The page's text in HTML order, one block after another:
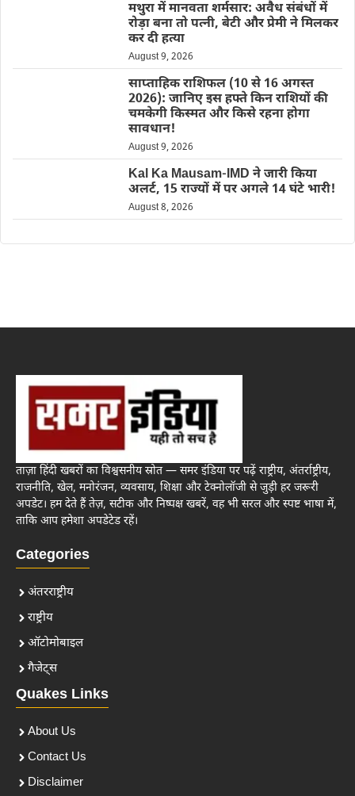
मथुरा में मानवता शर्मसार: अवैध संबंधों में
रोड़ा बना तो पत्नी, बेटी और प्रेमी ने मिलकर
कर दी हत्या
August 9, 2026
साप्ताहिक राशिफल (10 से 16 अगस्त
2026): जानिए इस हफ्ते किन राशियों की
चमकेगी किस्मत और किसे रहना होगा
सावधान!
August 9, 2026
Kal Ka Mausam-IMD ने जारी किया
अलर्ट, 15 राज्यों में पर अगले 14 घंटे भारी!
August 8, 2026
ताज़ा हिंदी खबरों का विश्वसनीय स्रोत — समर इंडिया पर पढ़ें राष्ट्रीय, अंतर्राष्ट्रीय,
राजनीति, खेल, मनोरंजन, व्यवसाय, शिक्षा और टेक्नोलॉजी से जुड़ी हर जरूरी
अपडेट। हम देते हैं तेज़, सटीक और निष्पक्ष खबरें, वह भी सरल और स्पष्ट भाषा में,
ताकि आप हमेशा अपडेटेड रहें।
Categories
अंतरराष्ट्रीय
राष्ट्रीय
ऑटोमोबाइल
गैजेट्स
Quakes Links
About Us
Contact Us
Disclaimer